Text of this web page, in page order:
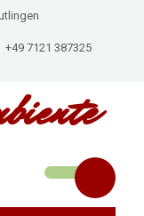
+49 7121 387325